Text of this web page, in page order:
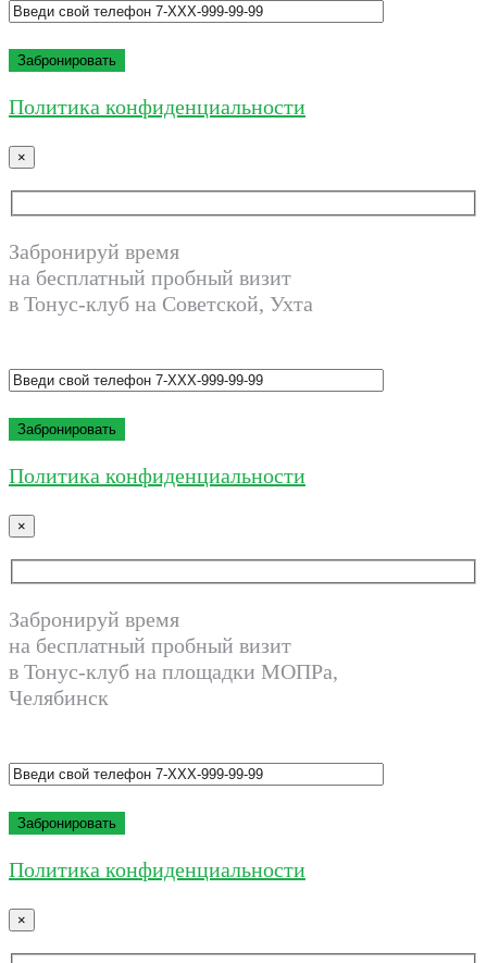
Политика конфиденциальности
×
Забронируй время
на бесплатный пробный визит
в Тонус-клуб на Советской, Ухта
Политика конфиденциальности
×
Забронируй время
на бесплатный пробный визит
в Тонус-клуб на площадки МОПРа,
Челябинск
Политика конфиденциальности
×